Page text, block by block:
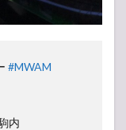
#MWAM
内